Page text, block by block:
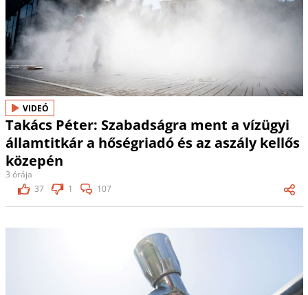
VIDEÓ
Takács Péter: Szabadságra ment a vízügyi
államtitkár a hőségriadó és az aszály kellős
közepén
3 órája
37
1 107